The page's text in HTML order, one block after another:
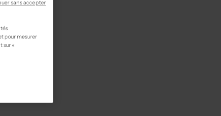
pour mesurer
sur «
sans accepter